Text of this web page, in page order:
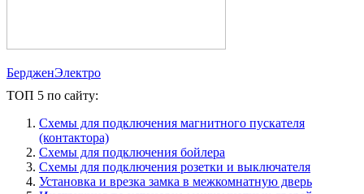
БердженЭлектро
ТОП 5 по сайту:
Схемы для подключения магнитного пускателя
(контактора)
Схемы для подключения бойлера
Схемы для подключения розетки и выключателя
Установка и врезка замка в межкомнатную дверь